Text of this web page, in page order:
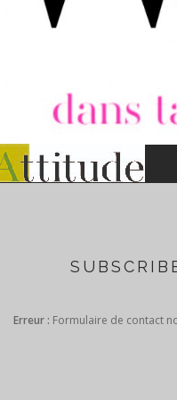
Erreur : Formulaire de contact